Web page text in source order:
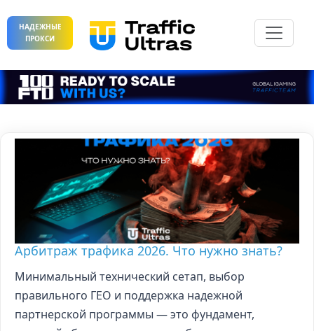
НАДЕЖНЫЕ
ПРОКСИ
Арбитраж трафика 2026. Что нужно знать?
Минимальный технический сетап, выбор
правильного ГЕО и поддержка надежной
партнерской программы — это фундамент,